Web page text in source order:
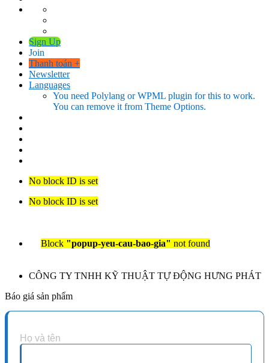
Sign Up
Join
Thanh toán +
Newsletter
Languages
You need Polylang or WPML plugin for this to work.
You can remove it from Theme Options.
No block ID is set
No block ID is set
Block "popup-yeu-cau-bao-gia" not found
CÔNG TY TNHH KỸ THUẬT TỰ ĐỘNG HƯNG PHÁT
Báo giá sản phẩm
Họ và tên